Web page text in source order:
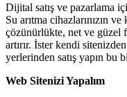
Dijital satış ve pazarlama
Su arıtma cihazlarınızın
çözünürlükte, net ve güzel
artırır. İster kendi
yerlerinden satış yapın bu
Web Sitenizi Yapalım